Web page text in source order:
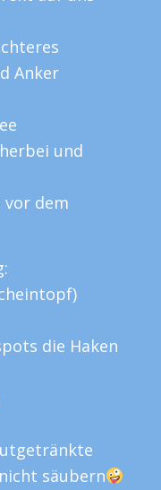
Anker
und
dem
die Haken
säubern